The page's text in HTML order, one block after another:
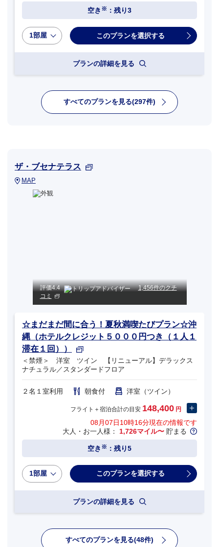
空き ※ ：残り3
1部屋
プランの詳細を見る
すべてのプランを見る(297件)
ザ・ブセナテラス
MAP
評価4.4
1,456件のクチ
コミ
☆まだまだ間に合う！夏秋満喫たびプラン☆沖
縄（ホテルクレジット５０００円つき（１人１
滞在１回））
＜禁煙＞ 洋室 ツイン 【リニューアル】デラックス
ナチュラル／スタンダードフロア
２名１室利用 朝食付 洋室（ツイン）
フライト＋宿泊合計の目安 148,400 円
08月07日10時16分現在の情報です
大人・お一人様： 1,726マイル〜 貯まる
空き ※ ：残り5
1部屋
プランの詳細を見る
すべてのプランを見る(48件)